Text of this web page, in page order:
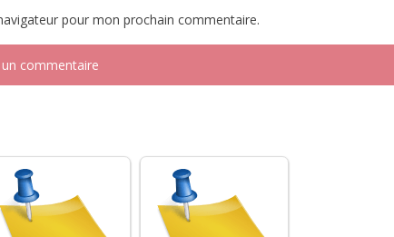
pour mon prochain commentaire.